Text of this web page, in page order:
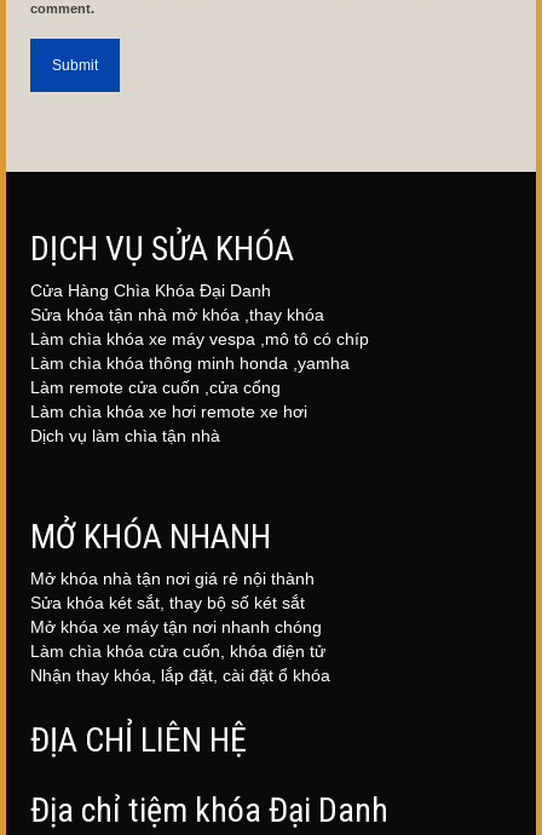
comment.
DỊCH VỤ SỬA KHÓA
Cửa Hàng Chìa Khóa Đại Danh
Sửa khóa tận nhà mở khóa ,thay khóa
Làm chìa khóa xe máy vespa ,mô tô có chíp
Làm chìa khóa thông minh honda ,yamha
Làm remote cửa cuốn ,cửa cổng
Làm chìa khóa xe hơi remote xe hơi
Dịch vụ làm chìa tận nhà
MỞ KHÓA NHANH
Mở khóa nhà tận nơi giá rẻ nội thành
Sửa khóa két sắt, thay bộ số két sắt
Mở khóa xe máy tận nơi nhanh chóng
Làm chìa khóa cửa cuốn, khóa điện tử
Nhận thay khóa, lắp đặt, cài đặt ổ khóa
ĐỊA CHỈ LIÊN HỆ
Địa chỉ tiệm khóa Đại Danh